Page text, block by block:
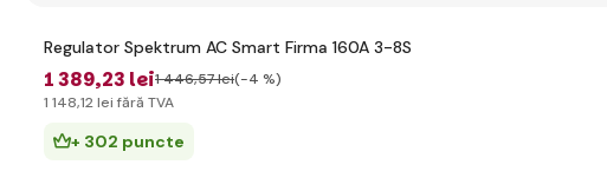
Regulator Spektrum AC Smart Firma 160A 3-8S
1 389,23 lei1 446,57 lei(-4 %)
1 148,12 lei fără TVA
+ 302 puncte